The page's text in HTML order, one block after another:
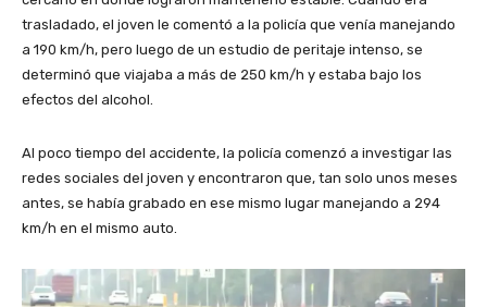
trasladado, el joven le comentó a la policía que venía manejando
a 190 km/h, pero luego de un estudio de peritaje intenso, se
determinó que viajaba a más de 250 km/h y estaba bajo los
efectos del alcohol.
Al poco tiempo del accidente, la policía comenzó a investigar las
redes sociales del joven y encontraron que, tan solo unos meses
antes, se había grabado en ese mismo lugar manejando a 294
km/h en el mismo auto.